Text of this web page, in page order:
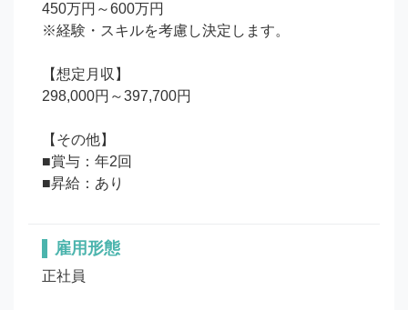
450万円～600万円
※経験・スキルを考慮し決定します。
【想定月収】
298,000円～397,700円
【その他】
■賞与：年2回
■昇給：あり
雇用形態
正社員